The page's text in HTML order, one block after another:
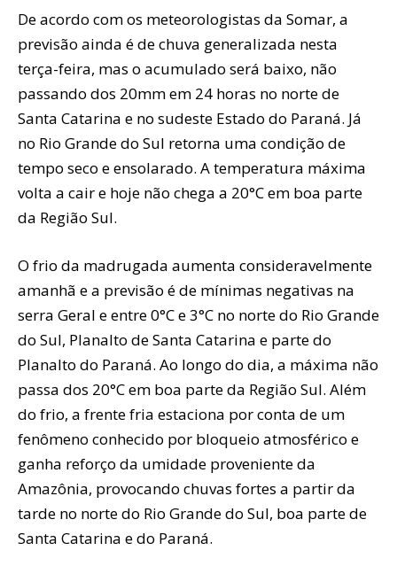
De acordo com os meteorologistas da Somar, a
previsão ainda é de chuva generalizada nesta
terça-feira, mas o acumulado será baixo, não
passando dos 20mm em 24 horas no norte de
Santa Catarina e no sudeste Estado do Paraná. Já
no Rio Grande do Sul retorna uma condição de
tempo seco e ensolarado. A temperatura máxima
volta a cair e hoje não chega a 20°C em boa parte
da Região Sul.
O frio da madrugada aumenta consideravelmente
amanhã e a previsão é de mínimas negativas na
serra Geral e entre 0°C e 3°C no norte do Rio Grande
do Sul, Planalto de Santa Catarina e parte do
Planalto do Paraná. Ao longo do dia, a máxima não
passa dos 20°C em boa parte da Região Sul. Além
do frio, a frente fria estaciona por conta de um
fenômeno conhecido por bloqueio atmosférico e
ganha reforço da umidade proveniente da
Amazônia, provocando chuvas fortes a partir da
tarde no norte do Rio Grande do Sul, boa parte de
Santa Catarina e do Paraná.